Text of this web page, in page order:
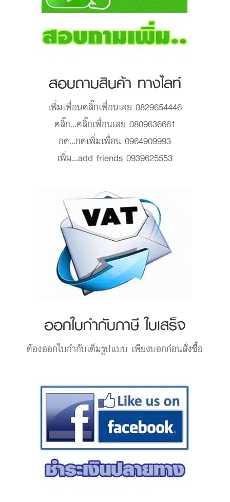
สอบถามสินค้า ทางไลท์
เพิ่มเพื่อนคลิ๊กเพื่อนเลย 0829654446
คลิ๊ก...คลิ๊กเพื่อนเลย 0809636661
กด...กดเพิ่มเพื่อน 0964909993
เพิ่ม...add friends 0939625553
ออกใบกำกับภาษี ใบเสร็จ
ต้องออกใบกำกับเต็มรูปแบบ เพียงบอกก่อนสั่งซื้อ